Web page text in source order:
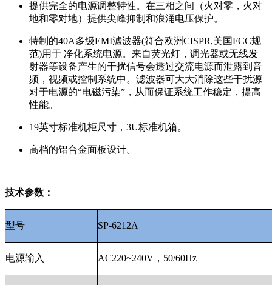
提供完全的电源调整特性。在三相之间（火对零，火对
地和零对地）提供尖峰抑制和浪涌电压保护。
特制的40A多级EMI滤波器(符合欧洲CISPR,美国FCC规
范)用于 净化系统电源。来自荧光灯，调光器或无线发
射器等设备产生的干扰信号会透过交流电源而泄露到音
频，视频或控制系统中。滤波器可大大消除这些干扰源
对于电源的“电磁污染”，从而保证系统工作稳定，提高
性能。
19英寸标准机柜尺寸，3U标准机箱。
高档的铝合金面板设计。
技术参数：
型号 SP-6212A
电源输入 AC220~240V，50/60Hz